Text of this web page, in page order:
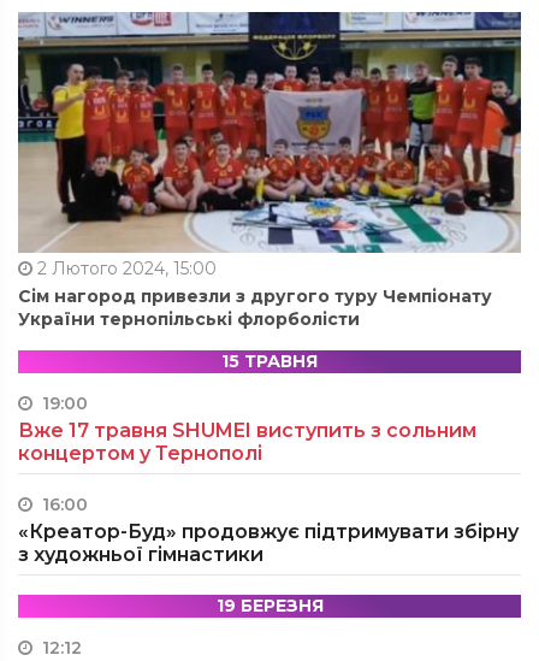
2 Лютого 2024, 15:00
Сім нагород привезли з другого туру Чемпіонату
України тернопільські флорболісти
15 ТРАВНЯ
19:00
Вже 17 травня SHUMEI виступить з сольним
концертом у Тернополі
16:00
«Креатор-Буд» продовжує підтримувати збірну
з художньої гімнастики
19 БЕРЕЗНЯ
12:12